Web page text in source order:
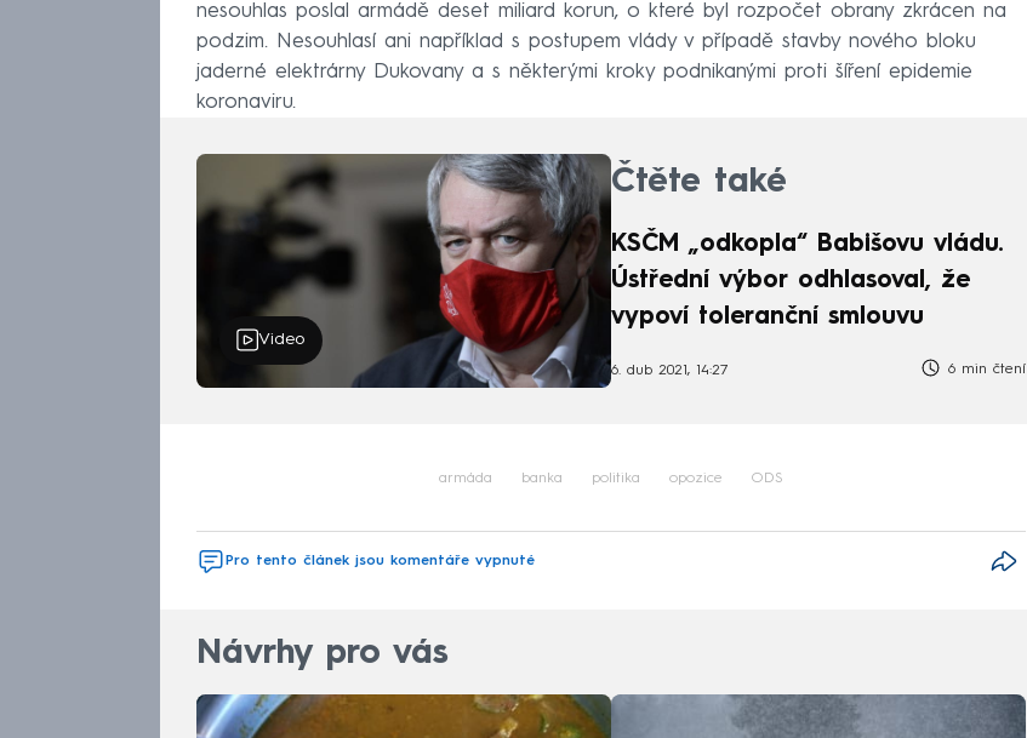
nesouhlas poslal armádě deset miliard korun, o které byl rozpočet obrany zkrácen na
podzim. Nesouhlasí ani například s postupem vlády v případě stavby nového bloku
jaderné elektrárny Dukovany a s některými kroky podnikanými proti šíření epidemie
koronaviru.
Video
Čtěte také
KSČM „odkopla“ Babišovu vládu.
Ústřední výbor odhlasoval, že
vypoví toleranční smlouvu
6. dub 2021, 14:27 6 min čtení
armáda banka politika opozice ODS
Pro tento článek jsou komentáře vypnuté
Návrhy pro vás